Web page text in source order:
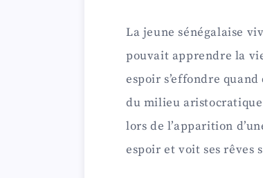
La jeune sénégalaise
pouvait apprendre la
espoir s’effondre
du milieu
lors de l’apparition
espoir et voit ses rêves